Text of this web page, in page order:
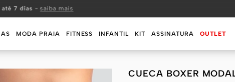
7 dias -saiba mais
MODA PRAIA FITNESS INFANTIL KIT ASSINATURA OUTLET
CUECA BOXER